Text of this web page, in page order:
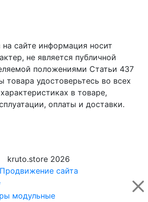
на сайте информация носит
не является публичной
положениями Статьи 437
товара удостоверьтесь во всех
в товаре,
оплаты и доставки.
kruto.store 2026
Продвижение сайта
модульные